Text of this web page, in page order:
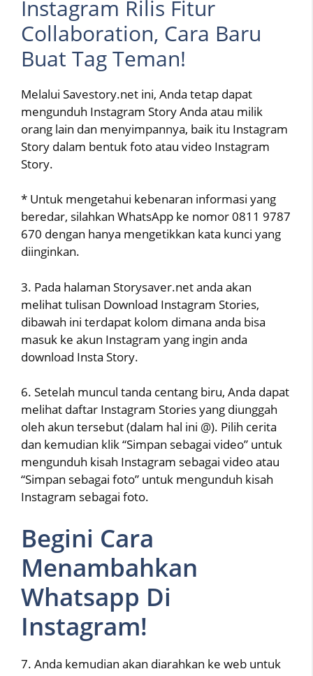
Instagram Rilis Fitur
Collaboration, Cara Baru
Buat Tag Teman!
Melalui Savestory.net ini, Anda tetap dapat
mengunduh Instagram Story Anda atau milik
orang lain dan menyimpannya, baik itu Instagram
Story dalam bentuk foto atau video Instagram
Story.
* Untuk mengetahui kebenaran informasi yang
beredar, silahkan WhatsApp ke nomor 0811 9787
670 dengan hanya mengetikkan kata kunci yang
diinginkan.
3. Pada halaman Storysaver.net anda akan
melihat tulisan Download Instagram Stories,
dibawah ini terdapat kolom dimana anda bisa
masuk ke akun Instagram yang ingin anda
download Insta Story.
6. Setelah muncul tanda centang biru, Anda dapat
melihat daftar Instagram Stories yang diunggah
oleh akun tersebut (dalam hal ini @). Pilih cerita
dan kemudian klik “Simpan sebagai video” untuk
mengunduh kisah Instagram sebagai video atau
“Simpan sebagai foto” untuk mengunduh kisah
Instagram sebagai foto.
Begini Cara
Menambahkan
Whatsapp Di
Instagram!
7. Anda kemudian akan diarahkan ke web untuk